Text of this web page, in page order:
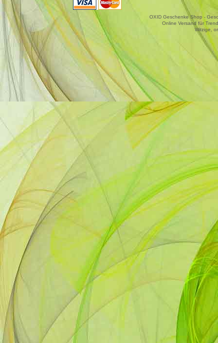
OXID Geschenke Shop -
Online Versand für
Witzige,